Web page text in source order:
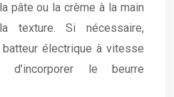
pâte ou la crème à la main
texture. Si nécessaire,
électrique à vitesse
le beurre